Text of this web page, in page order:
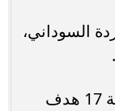
السوداني،
وسجل الزمالك في الفرق السودانية 17 هدف